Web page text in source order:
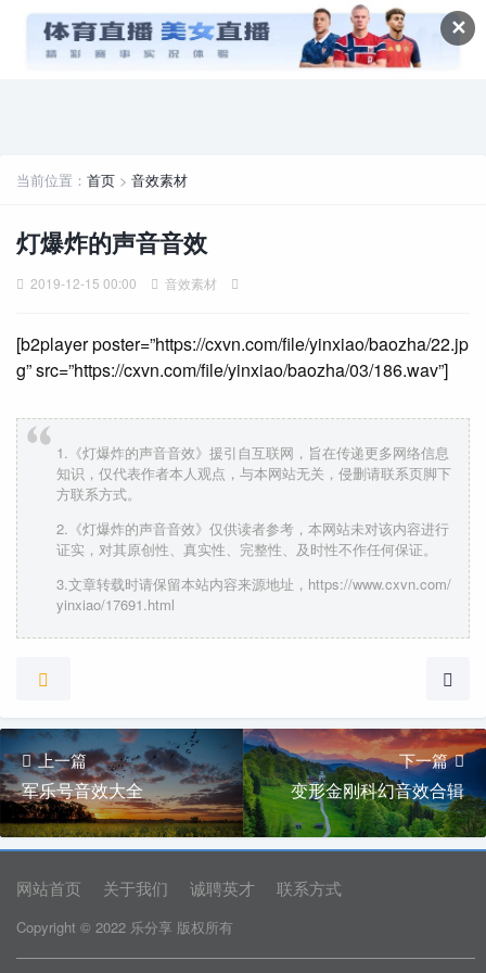
✕
当前位置： 首页 > 音效素材
灯爆炸的声音音效
2019-12-15 00:00 音效素材
[b2player poster=”https://cxvn.com/file/yinxiao/baozha/22.jp
g” src=”https://cxvn.com/file/yinxiao/baozha/03/186.wav”]
1.《灯爆炸的声音音效》援引自互联网，旨在传递更多网络信息
知识，仅代表作者本人观点，与本网站无关，侵删请联系页脚下
方联系方式。
2.《灯爆炸的声音音效》仅供读者参考，本网站未对该内容进行
证实，对其原创性、真实性、完整性、及时性不作任何保证。
3.文章转载时请保留本站内容来源地址，https://www.cxvn.com/
yinxiao/17691.html
上一篇
军乐号音效大全
下一篇
变形金刚科幻音效合辑
网站首页 关于我们 诚聘英才 联系方式
Copyright © 2022 乐分享 版权所有